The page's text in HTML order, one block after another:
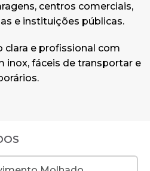
centros comerciais,
e instituições públicas.
clara e profissional com
inox, fáceis de transportar e